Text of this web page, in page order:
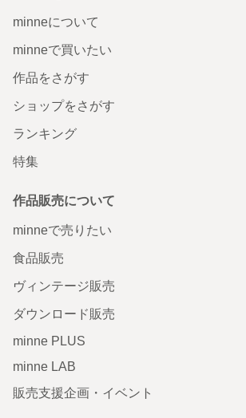
minneについて
minneで買いたい
作品をさがす
ショップをさがす
ランキング
特集
作品販売について
minneで売りたい
食品販売
ヴィンテージ販売
ダウンロード販売
minne PLUS
minne LAB
販売支援企画・イベント